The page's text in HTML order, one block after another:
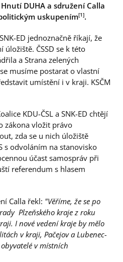
DUHA a sdružení Calla
uskupením[1].
ED jednoznačně říkají, že
ČSSD se k této
a Strana zelených
musíme postarat o vlastní
umístění i v kraji. KSČM
KDU-ČSL a SNK-ED chtějí
zákona vložit právo
zda se u nich úložiště
s odvoláním na stanovisko
účast samospráv při
referendum s hlasem
Calla řekl: "Věříme, že se po
Plzeňského kraje z roku
I nové vedení kraje by mělo
v kraji, Pačejov a Lubenec-
v místních